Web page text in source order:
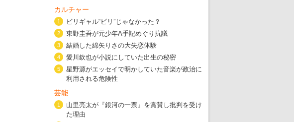
カルチャー
1 ビリギャル“ビリ”じゃなかった？
2 東野圭吾が元少年A手記めぐり抗議
3 結婚した綿矢りさの大失恋体験
4 愛川欽也が小説にしていた出生の秘密
5
星野源がエッセイで明かしていた音楽が政治に
利用される危険性
芸能
1
山里亮太が『銀河の一票』を賞賛し批判を受け
た理由